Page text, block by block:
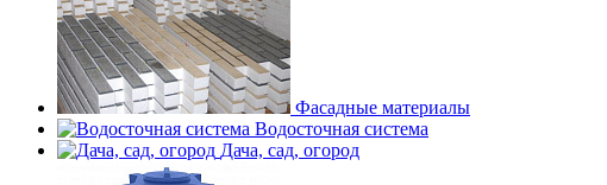
Фасадные материалы
Водосточная система
Дача, сад, огород